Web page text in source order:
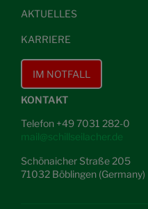
AKTUELLES
KARRIERE
IM NOTFALL
KONTAKT
Telefon +49 7031 282-0
mail@schillseilacher.de
Schönaicher Straße 205
71032 Böblingen (Germany)